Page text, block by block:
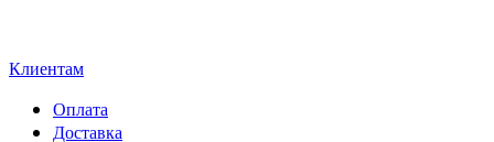
Клиентам
Оплата
Доставка